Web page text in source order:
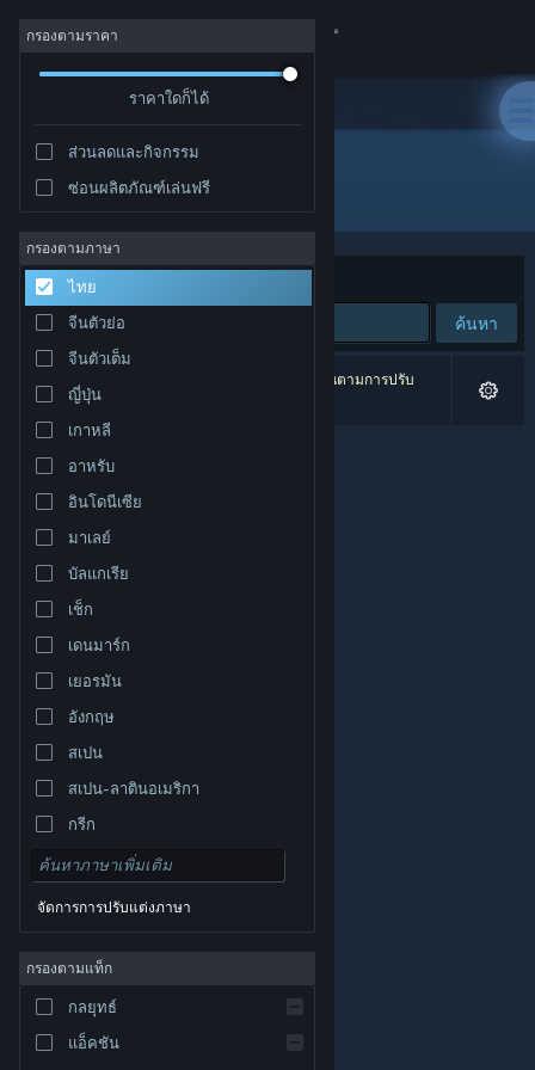
เข้าสู่ระบบ
ชุมชน
เกี่ยวกับ
ฝ่ายสนับสนุน
เปลี่ยนภาษา
รับแอป Steam แบบพกพา
ชมเว็บไซต์สำหรับเดสก์ท็อป
© Valve Corporation สงวนลิขสิทธิ์ เครื่องหมายการค้า
และประเทศอื่น
นโยบายความเป็นส่วนตัว
การช่วยการเข้าถึง|
Steam| การคืนเงิน
กรองตามราคา
ราคาใดก็ได้
ส่วนลดและกิจกรรม
ซ่อนผลิตภัณฑ์เล่นฟรี
กรองตามภาษา
ไทย
จีนตัวย่อ
จีนตัวเต็ม
ญี่ปุ่น
เกาหลี
อาหรับ
อินโดนีเซีย
มาเลย์
บัลแกเรีย
เช็ก
เดนมาร์ก
เยอรมัน
อังกฤษ
สเปน
สเปน-ลาตินอเมริกา
กรีก
จัดการการปรับแต่งภาษา
กรองตามแท็ก
กลยุทธ์
แอ็คชัน
ผู้พัฒนา: OE WORKS
จัดเรียงตาม
ค้นหา
0 ผลลัพธ์ตรงกับที่คุณค้นหา 6 ผลิตภัณฑ์ได้ถูกละเว้นตามการปรับ
แต่งของคุณ